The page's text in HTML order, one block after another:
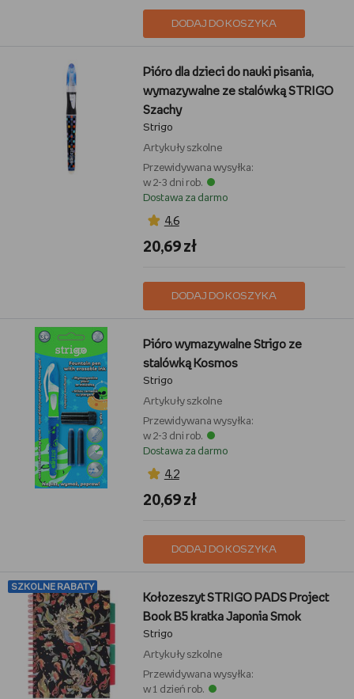
DODAJ DO KOSZYKA
Pióro dla dzieci do nauki pisania,
wymazywalne ze stalówką STRIGO
Szachy
Strigo
Artykuły szkolne
Przewidywana wysyłka:
w 2-3 dni rob.
Dostawa za darmo
4,6
20,69 zł
DODAJ DO KOSZYKA
Pióro wymazywalne Strigo ze
stalówką Kosmos
Strigo
Artykuły szkolne
Przewidywana wysyłka:
w 2-3 dni rob.
Dostawa za darmo
4,2
20,69 zł
DODAJ DO KOSZYKA
SZKOLNE RABATY
Kołozeszyt STRIGO PADS Project
Book B5 kratka Japonia Smok
Strigo
Artykuły szkolne
Przewidywana wysyłka:
w 1 dzień rob.